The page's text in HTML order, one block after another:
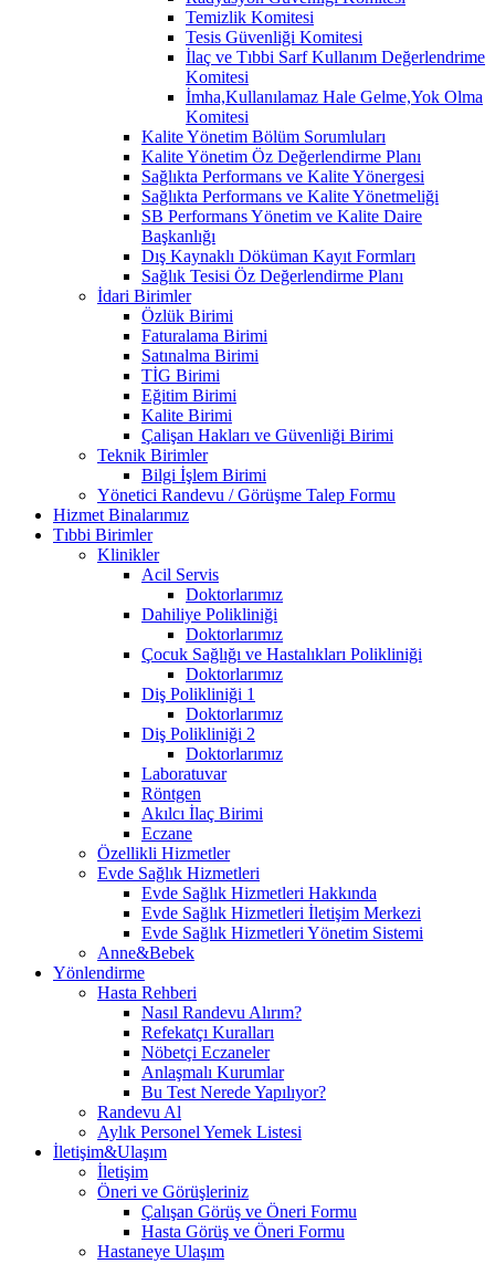
Temizlik Komitesi
Tesis Güvenliği Komitesi
İlaç ve Tıbbi Sarf Kullanım Değerlendrime
Komitesi
İmha,Kullanılamaz Hale Gelme,Yok Olma
Komitesi
Kalite Yönetim Bölüm Sorumluları
Kalite Yönetim Öz Değerlendirme Planı
Sağlıkta Performans ve Kalite Yönergesi
Sağlıkta Performans ve Kalite Yönetmeliği
SB Performans Yönetim ve Kalite Daire
Başkanlığı
Dış Kaynaklı Döküman Kayıt Formları
Sağlık Tesisi Öz Değerlendirme Planı
İdari Birimler
Özlük Birimi
Faturalama Birimi
Satınalma Birimi
TİG Birimi
Eğitim Birimi
Kalite Birimi
Çalişan Hakları ve Güvenliği Birimi
Teknik Birimler
Bilgi İşlem Birimi
Yönetici Randevu / Görüşme Talep Formu
Hizmet Binalarımız
Tıbbi Birimler
Klinikler
Acil Servis
Doktorlarımız
Dahiliye Polikliniği
Doktorlarımız
Çocuk Sağlığı ve Hastalıkları Polikliniği
Doktorlarımız
Diş Polikliniği 1
Doktorlarımız
Diş Polikliniği 2
Doktorlarımız
Laboratuvar
Röntgen
Akılcı İlaç Birimi
Eczane
Özellikli Hizmetler
Evde Sağlık Hizmetleri
Evde Sağlık Hizmetleri Hakkında
Evde Sağlık Hizmetleri İletişim Merkezi
Evde Sağlık Hizmetleri Yönetim Sistemi
Anne&Bebek
Yönlendirme
Hasta Rehberi
Nasıl Randevu Alırım?
Refekatçı Kuralları
Nöbetçi Eczaneler
Anlaşmalı Kurumlar
Bu Test Nerede Yapılıyor?
Randevu Al
Aylık Personel Yemek Listesi
İletişim&Ulaşım
İletişim
Öneri ve Görüşleriniz
Çalışan Görüş ve Öneri Formu
Hasta Görüş ve Öneri Formu
Hastaneye Ulaşım